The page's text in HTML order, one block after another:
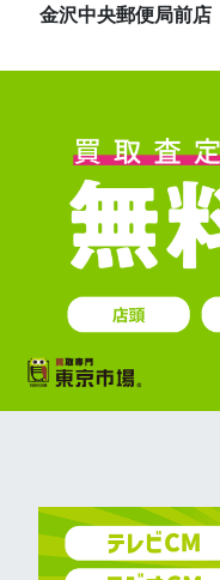
金沢中央郵便局前店